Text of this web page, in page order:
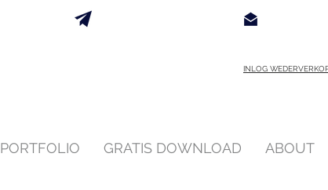
INLOG
PORTFOLIO GRATIS DOWNLOAD ABOUT